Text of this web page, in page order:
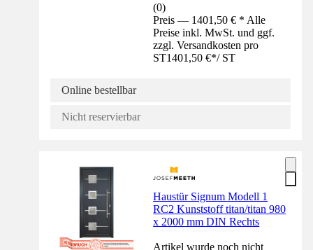
(0)
Preis — 1401,50 € * Alle
Preise inkl. MwSt. und ggf.
zzgl. Versandkosten pro
ST1401,50 €*/ ST
Online bestellbar
Nicht reservierbar
Haustür Signum Modell 1
RC2 Kunststoff titan/titan 980
x 2000 mm DIN Rechts
Artikel wurde noch nicht